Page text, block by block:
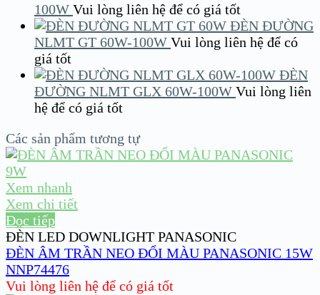
100W Vui lòng liên hệ để có giá tốt
ĐÈN ĐƯỜNG
NLMT GT 60W-100W Vui lòng liên hệ để có
giá tốt
ĐÈN
ĐƯỜNG NLMT GLX 60W-100W Vui lòng liên
hệ để có giá tốt
Các sản phẩm tương tự
Xem nhanh
Xem chi tiết
Đọc tiếp
ĐÈN LED DOWNLIGHT PANASONIC
ĐÈN ÂM TRẦN NEO ĐỔI MÀU PANASONIC 15W
NNP74476
Vui lòng liên hệ để có giá tốt